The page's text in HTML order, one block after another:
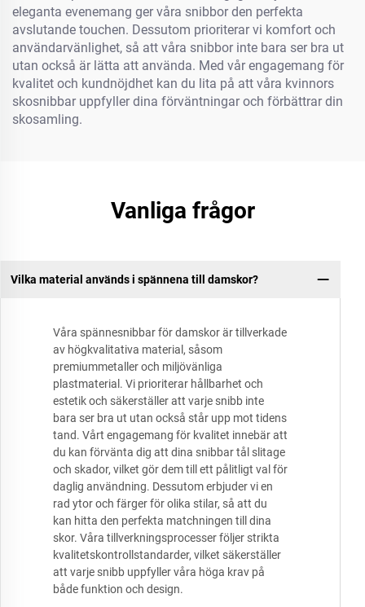
eleganta evenemang ger våra snibbor den perfekta
avslutande touchen. Dessutom prioriterar vi komfort och
användarvänlighet, så att våra snibbor inte bara ser bra ut
utan också är lätta att använda. Med vår engagemang för
kvalitet och kundnöjdhet kan du lita på att våra kvinnors
skosnibbar uppfyller dina förväntningar och förbättrar din
skosamling.
Vanliga frågor
Vilka material används i spännena till damskor?
Våra spännesnibbar för damskor är tillverkade
av högkvalitativa material, såsom
premiummetaller och miljövänliga
plastmaterial. Vi prioriterar hållbarhet och
estetik och säkerställer att varje snibb inte
bara ser bra ut utan också står upp mot tidens
tand. Vårt engagemang för kvalitet innebär att
du kan förvänta dig att dina snibbar tål slitage
och skador, vilket gör dem till ett pålitligt val för
daglig användning. Dessutom erbjuder vi en
rad ytor och färger för olika stilar, så att du
kan hitta den perfekta matchningen till dina
skor. Våra tillverkningsprocesser följer strikta
kvalitetskontrollstandarder, vilket säkerställer
att varje snibb uppfyller våra höga krav på
både funktion och design.